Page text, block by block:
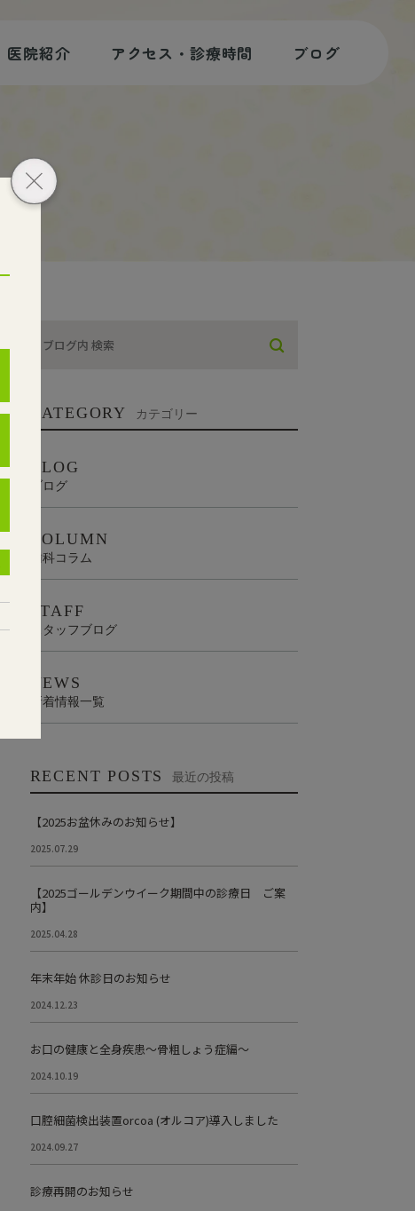
医院紹介 アクセス・診療時間 ブログ
CATEGORY カテゴリー
BLOG
ブログ
COLUMN
歯科コラム
STAFF
スタッフブログ
NEWS
新着情報一覧
RECENT POSTS 最近の投稿
【2025お盆休みのお知らせ】
2025.07.29
【2025ゴールデンウイーク期間中の診療日 ご案
内】
2025.04.28
年末年始 休診日のお知らせ
2024.12.23
お口の健康と全身疾患～骨粗しょう症編～
2024.10.19
口腔細菌検出装置orcoa (オルコア)導入しました
2024.09.27
診療再開のお知らせ